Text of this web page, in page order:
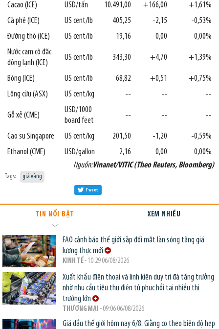
Cacao (ICE)
USD/tấn 10.491,00 +166,00
+1,61%
Cà phê (ICE)
US cent/lb 405,25 -2,15
-0,53%
Đường thô (ICE)
US cent/lb 19,16 0,00
0,00%
Nước cam cô đặc
đông lạnh (ICE)
US cent/lb 343,30 +4,70 +1,39%
Bông (ICE) US cent/lb 68,82 +0,51
+0,75%
Lông cừu (ASX)
US cent/kg -- -- --
Gỗ xẻ (CME)
USD/1000
board feet
-- -- --
Cao su Singapore US cent/kg 201,50 -1,20
-0,59%
Ethanol (CME)
USD/gallon 2,16 0,00
0,00%
Nguồn:Vinanet/VITIC (Theo Reuters, Bloomberg)
Tags: giá vàng
Tweet
TIN NỔI BẬT XEM NHIỀU
FAO cảnh báo thế giới sắp đối mặt làn sóng tăng giá
lương thực mới
KINH TẾ- 10:29 06/08/2026
Xuất khẩu điện thoại và linh kiện duy trì đà tăng trưởng
nhờ nhu cầu tiêu thụ điện tử phục hồi tại nhiều thị
trường lớn
THƯƠNG MẠI - 09:06 06/08/2026
Giá dầu thế giới hôm nay 6/8: Giằng co theo biên độ hẹp